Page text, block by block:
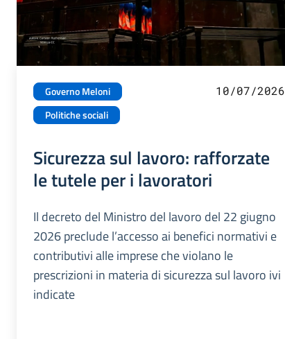
Governo Meloni
Politiche sociali
10/07/2026
Sicurezza sul lavoro: rafforzate
le tutele per i lavoratori
Il decreto del Ministro del lavoro del 22 giugno
2026 preclude l’accesso ai benefici normativi e
contributivi alle imprese che violano le
prescrizioni in materia di sicurezza sul lavoro ivi
indicate